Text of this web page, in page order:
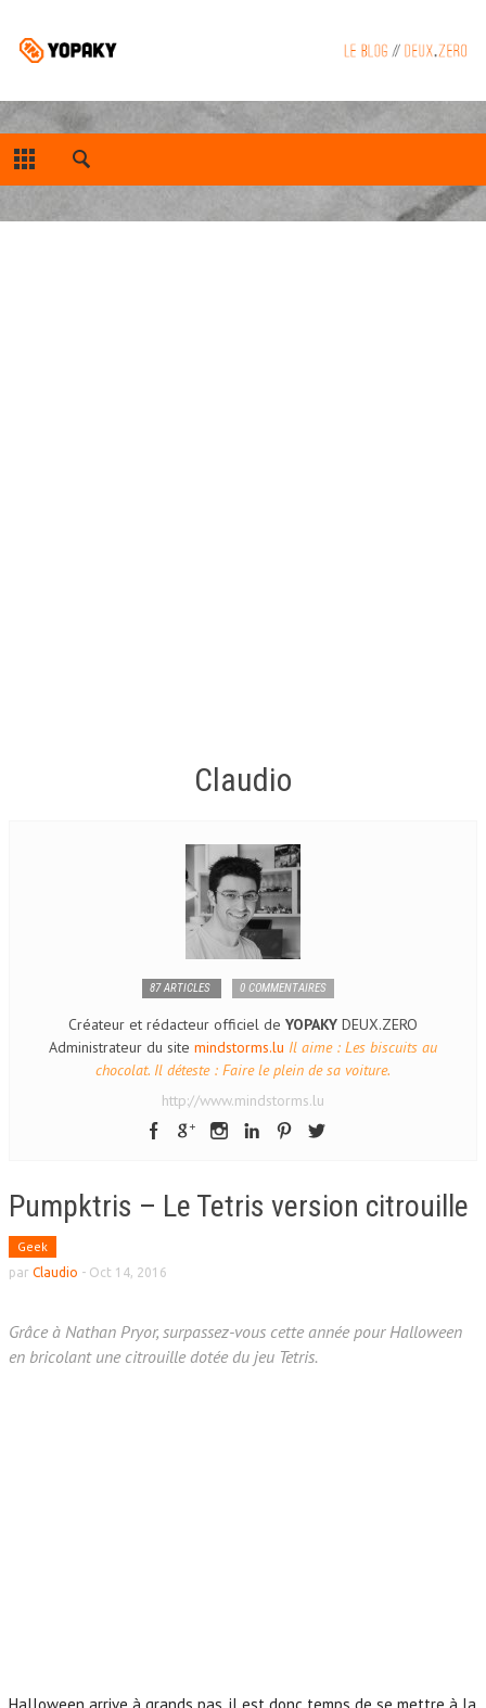
Claudio
87 ARTICLES 0 COMMENTAIRES
Créateur et rédacteur officiel de YOPAKY DEUX.ZERO
Administrateur du site mindstorms.lu Il aime : Les biscuits au
chocolat. Il déteste : Faire le plein de sa voiture.
http://www.mindstorms.lu
Pumpktris – Le Tetris version citrouille
Geek
par Claudio - Oct 14, 2016
Grâce à Nathan Pryor, surpassez-vous cette année pour Halloween
en bricolant une citrouille dotée du jeu Tetris.